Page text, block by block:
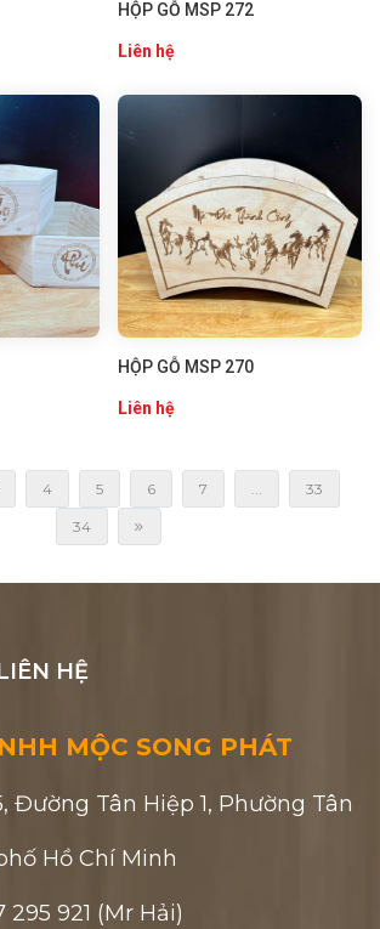
HỘP GỖ MSP 272
Liên hệ
HỘP GỖ MSP 270
Liên hệ
4 5 6 7 ... 33
34
HỆ
MỘC SONG PHÁT
Đường Tân Hiệp 1, Phường Tân
Hồ Chí Minh
295 921 (Mr Hải)